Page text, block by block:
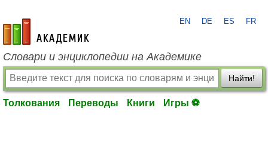
academic.ru
EN DE ES FR
Словари и энциклопедии на Академике
Найти!
Толкования Переводы Книги Игры ⚽